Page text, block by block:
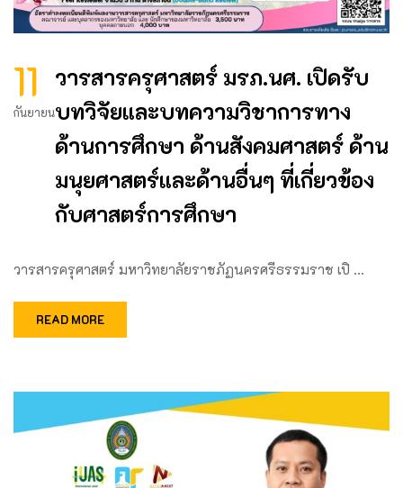
11
กันยายน
วารสารครุศาสตร์ มรภ.นศ. เปิดรับ
บทวิจัยและบทความวิชาการทาง
ด้านการศึกษา ด้านสังคมศาสตร์ ด้าน
มนุยศาสตร์และด้านอื่นๆ ที่เกี่ยวข้อง
กับศาสตร์การศึกษา
วารสารครุศาสตร์ มหาวิทยาลัยราชภัฏนครศรีธรรมราช เปิ …
READ MORE